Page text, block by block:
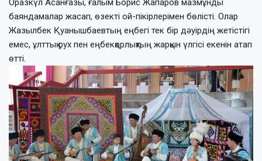
Оразкүл Асанғазы, ғалым Борис Жапаров мазмұнды
баяндамалар жасап, өзекті ой-пікірлерімен бөлісті. Олар
Жазылбек Қуанышбаевтың еңбегі тек бір дәуірдің жетістігі
емес, ұлттық рух пен еңбекқорлықтың жарқын үлгісі екенін атап
өтті.